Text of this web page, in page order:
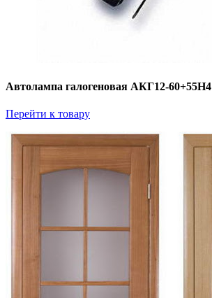
Автолампа галогеновая АКГ12-60+55Н4
Перейти к товару